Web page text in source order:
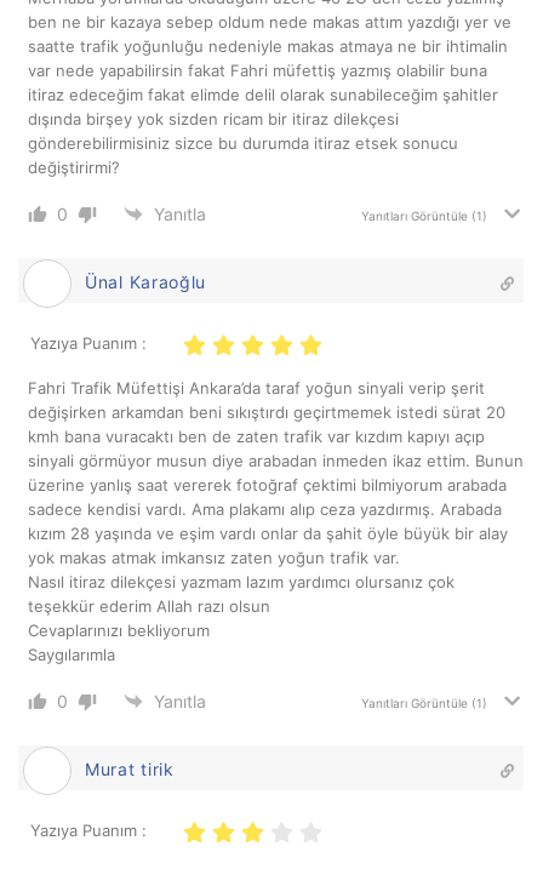
ben ne bir kazaya sebep oldum nede makas attım yazdığı yer ve
saatte trafik yoğunluğu nedeniyle makas atmaya ne bir ihtimalin
var nede yapabilirsin fakat Fahri müfettiş yazmış olabilir buna
itiraz edeceğim fakat elimde delil olarak sunabileceğim şahitler
dışında birşey yok sizden ricam bir itiraz dilekçesi
gönderebilirmisiniz sizce bu durumda itiraz etsek sonucu
değiştirirmi?
0 Yanıtla Yanıtları Görüntüle (1)
Ünal Karaoğlu
Yazıya Puanım :
Fahri Trafik Müfettişi Ankara’da taraf yoğun sinyali verip şerit
değişirken arkamdan beni sıkıştırdı geçirtmemek istedi sürat 20
kmh bana vuracaktı ben de zaten trafik var kızdım kapıyı açıp
sinyali görmüyor musun diye arabadan inmeden ikaz ettim. Bunun
üzerine yanlış saat vererek fotoğraf çektimi bilmiyorum arabada
sadece kendisi vardı. Ama plakamı alıp ceza yazdırmış. Arabada
kızım 28 yaşında ve eşim vardı onlar da şahit öyle büyük bir alay
yok makas atmak imkansız zaten yoğun trafik var.
Nasıl itiraz dilekçesi yazmam lazım yardımcı olursanız çok
teşekkür ederim Allah razı olsun
Cevaplarınızı bekliyorum
Saygılarımla
0 Yanıtla Yanıtları Görüntüle (1)
Murat tirik
Yazıya Puanım :